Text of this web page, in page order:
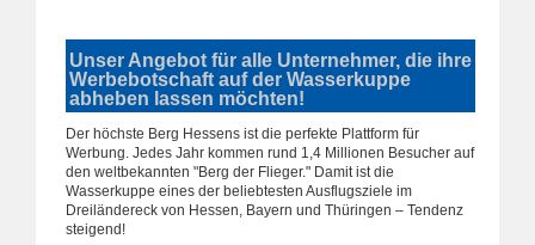
Unser Angebot für alle Unternehmer, die ihre
Werbebotschaft auf der Wasserkuppe
abheben lassen möchten!
Der höchste Berg Hessens ist die perfekte Plattform für
Werbung. Jedes Jahr kommen rund 1,4 Millionen Besucher auf
den weltbekannten "Berg der Flieger." Damit ist die
Wasserkuppe eines der beliebtesten Ausflugsziele im
Dreiländereck von Hessen, Bayern und Thüringen – Tendenz
steigend!